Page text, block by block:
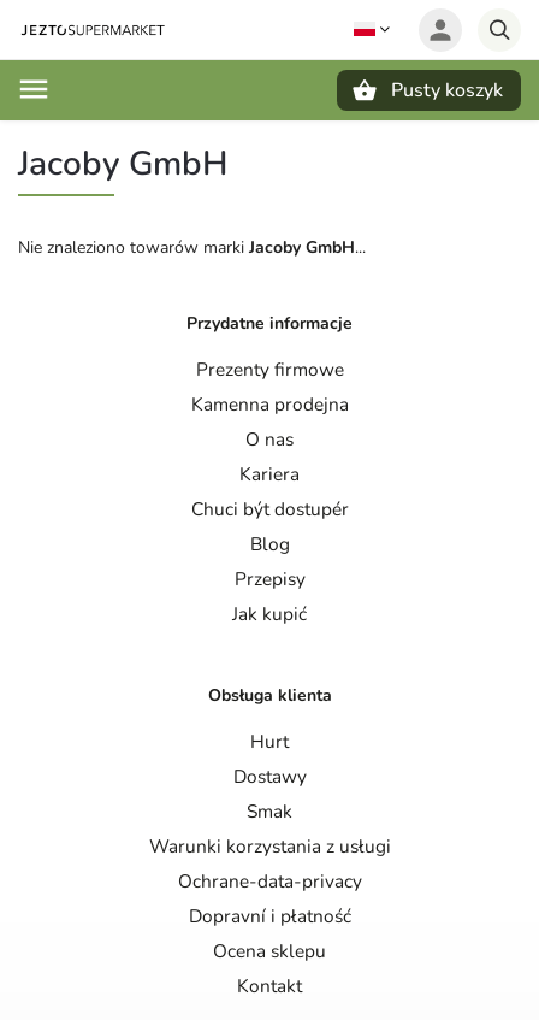
Pusty koszyk
Jacoby GmbH
Nie znaleziono towarów marki Jacoby GmbH...
Przydatne informacje
Prezenty firmowe
Kamenna prodejna
O nas
Kariera
Chuci být dostupér
Blog
Przepisy
Jak kupić
Obsługa klienta
Hurt
Dostawy
Smak
Warunki korzystania z usługi
Ochrane-data-privacy
Dopravní i płatność
Ocena sklepu
Kontakt